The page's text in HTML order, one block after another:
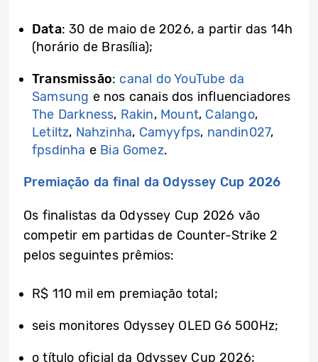
Data: 30 de maio de 2026, a partir das 14h
(horário de Brasília);
Transmissão: canal do YouTube da
Samsung e nos canais dos influenciadores
The Darkness, Rakin, Mount, Calango,
Letiltz, Nahzinha, Camyyfps, nandin027,
fpsdinha e Bia Gomez.
Premiação da final da Odyssey Cup 2026
Os finalistas da Odyssey Cup 2026 vão
competir em partidas de Counter-Strike 2
pelos seguintes prêmios:
R$ 110 mil em premiação total;
seis monitores Odyssey OLED G6 500Hz;
o título oficial da Odyssey Cup 2026;